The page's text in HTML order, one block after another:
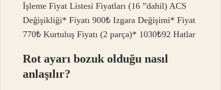
İşleme Fiyat Listesi Fiyatları (16 ”dahil) ACS
Değişikliği* Fiyatı 900₺ Izgara Değişimi* Fiyat
770₺ Kurtuluş Fiyatı (2 parça)* 1030₺92 Hatlar
Rot ayarı bozuk olduğu nasıl
anlaşılır?